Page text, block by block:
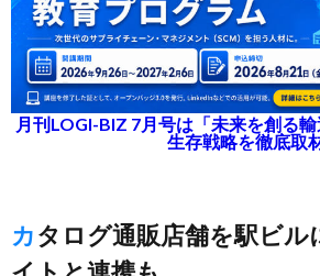
月刊LOGI-BIZ 7月号は「未来を創る
生存戦略を徹底取
カタログ通販店舗を駅ビルに出店、ECサ